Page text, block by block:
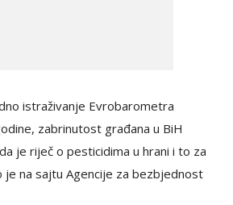
istraživanje Evrobarometra
zabrinutost građana u BiH
je riječ o pesticidima u hrani i to za
na sajtu Agencije za bezbjednost